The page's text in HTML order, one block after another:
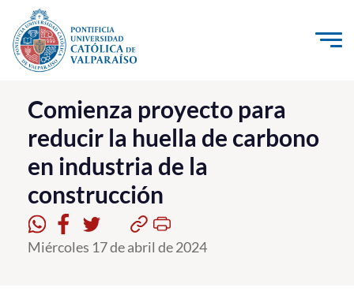
Click acá para ir directamente al contenido
La Universidad
Investigación, Creación e Innovación
PUCV Internacional
Vinculación con el Medio
Admisión
Comienza proyecto para
reducir la huella de carbono
en industria de la
construcción
Miércoles 17 de abril de 2024